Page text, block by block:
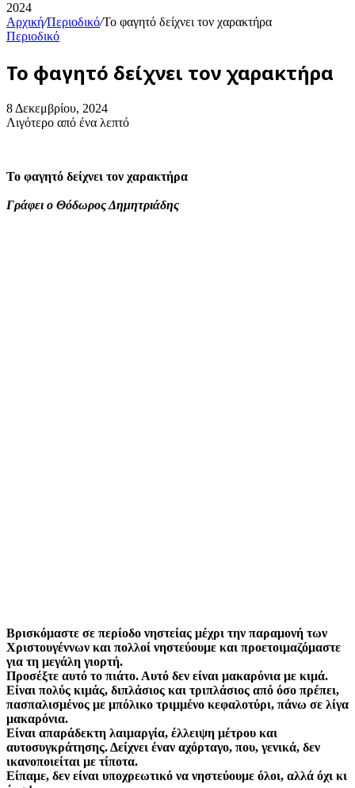
2024
Αρχική/Περιοδικό/Το φαγητό δείχνει τον χαρακτήρα
Περιοδικό
Το φαγητό δείχνει τον χαρακτήρα
8 Δεκεμβρίου, 2024
Λιγότερο από ένα λεπτό
Το φαγητό δείχνει τον χαρακτήρα
Γράφει ο Θόδωρος Δημητριάδης
Βρισκόμαστε σε περίοδο νηστείας μέχρι την παραμονή των
Χριστουγέννων και πολλοί νηστεύουμε και προετοιμαζόμαστε
για τη μεγάλη γιορτή.
Προσέξτε αυτό το πιάτο. Αυτό δεν είναι μακαρόνια με κιμά.
Είναι πολύς κιμάς, διπλάσιος και τριπλάσιος από όσο πρέπει,
πασπαλισμένος με μπόλικο τριμμένο κεφαλοτύρι, πάνω σε λίγα
μακαρόνια.
Είναι απαράδεκτη λαιμαργία, έλλειψη μέτρου και
αυτοσυγκράτησης. Δείχνει έναν αχόρταγο, που, γενικά, δεν
ικανοποιείται με τίποτα.
Είπαμε, δεν είναι υποχρεωτικό να νηστεύουμε όλοι, αλλά όχι κι